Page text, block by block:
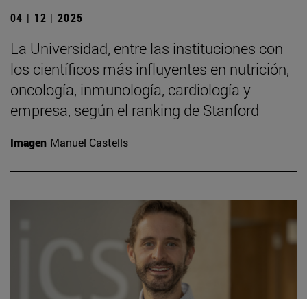
04 | 12 | 2025
La Universidad, entre las instituciones con
los científicos más influyentes en nutrición,
oncología, inmunología, cardiología y
empresa, según el ranking de Stanford
Imagen Manuel Castells